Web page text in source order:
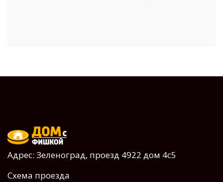
Адрес: Зеленоград, проезд 4922 дом 4с5
Схема проезда